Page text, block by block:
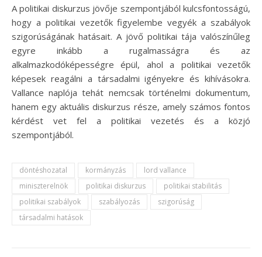
A politikai diskurzus jövője szempontjából kulcsfontosságú,
hogy a politikai vezetők figyelembe vegyék a szabályok
szigorúságának hatásait. A jövő politikai tája valószínűleg
egyre inkább a rugalmasságra és az
alkalmazkodóképességre épül, ahol a politikai vezetők
képesek reagálni a társadalmi igényekre és kihívásokra.
Vallance naplója tehát nemcsak történelmi dokumentum,
hanem egy aktuális diskurzus része, amely számos fontos
kérdést vet fel a politikai vezetés és a közjó
szempontjából.
döntéshozatal kormányzás
lord vallance
miniszterelnök
politikai diskurzus
politikai stabilitás
politikai szabályok
szabályozás
szigorúság
társadalmi hatások